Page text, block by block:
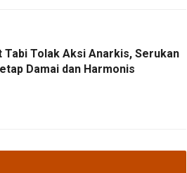
Tabi Tolak Aksi Anarkis, Serukan
Damai dan Harmonis